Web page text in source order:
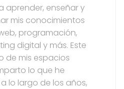
aprender, enseñar y
mis conocimientos
programación,
digital y más. Este
de mis espacios
lo que he
lo largo de los años,